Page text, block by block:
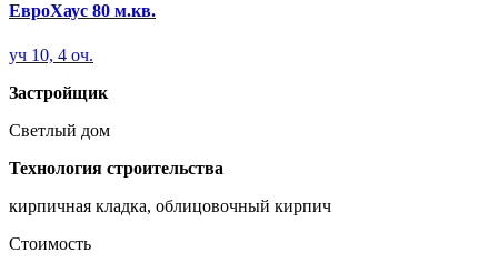
ЕвроХаус 80 м.кв.
уч 10, 4 оч.
Застройщик
Светлый дом
Технология строительства
кирпичная кладка, облицовочный кирпич
Стоимость